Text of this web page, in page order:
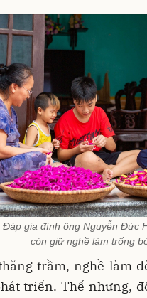
Đáp gia đình ông Nguyễn Đức
còn giữ nghề làm trống
trầm, nghề làm
triển. Thế nhưng,